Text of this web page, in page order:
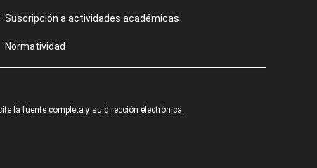
Suscripción a actividades académicas
Normatividad
la fuente completa y su dirección electrónica.